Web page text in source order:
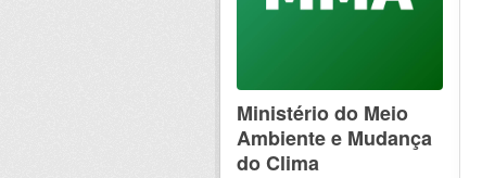
Ministério do Meio
Ambiente e Mudança
do Clima